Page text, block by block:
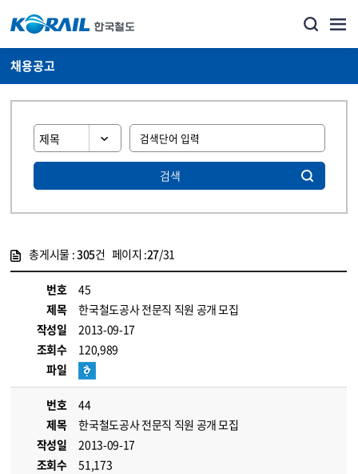
채용공고
검색
총게시물 :305건 페이지 :27/31
번호
45
제목
한국철도공사 전문직 직원 공개 모집
작성일
2013-09-17
조회수
120,989
파일
번호
44
제목
한국철도공사 전문직 직원 공개 모집
작성일
2013-09-17
조회수
51,173